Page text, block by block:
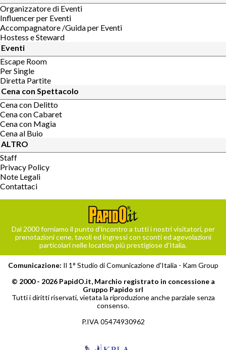
Organizzatore di Eventi
Influencer per Eventi
Accompagnatore /Guida per Eventi
Hostess e Steward
Eventi
Escape Room
Per Single
Diretta Partite
Cena con Spettacolo
Cena con Delitto
Cena con Cabaret
Cena con Magia
Cena al Buio
ALTRO
Staff
Privacy Policy
Note Legali
Contattaci
Dal 2000 forniamo il punto d’incontro a tutti i nostri visitatori, per
prenotazioni cene, tavoli ed ingressi con sconti ed agevolazioni
particolari nelle location più prestigiose d’Italia.
Comunicazione: Il 1° Studio di Comunicazione d'Italia - Kam Group
© 2000 - 2026 PapidO.it, Marchio registrato in concessione a
Gruppo Papido srl
Tutti i diritti riservati, vietata la riproduzione anche parziale senza
consenso.
P.IVA 05474930962